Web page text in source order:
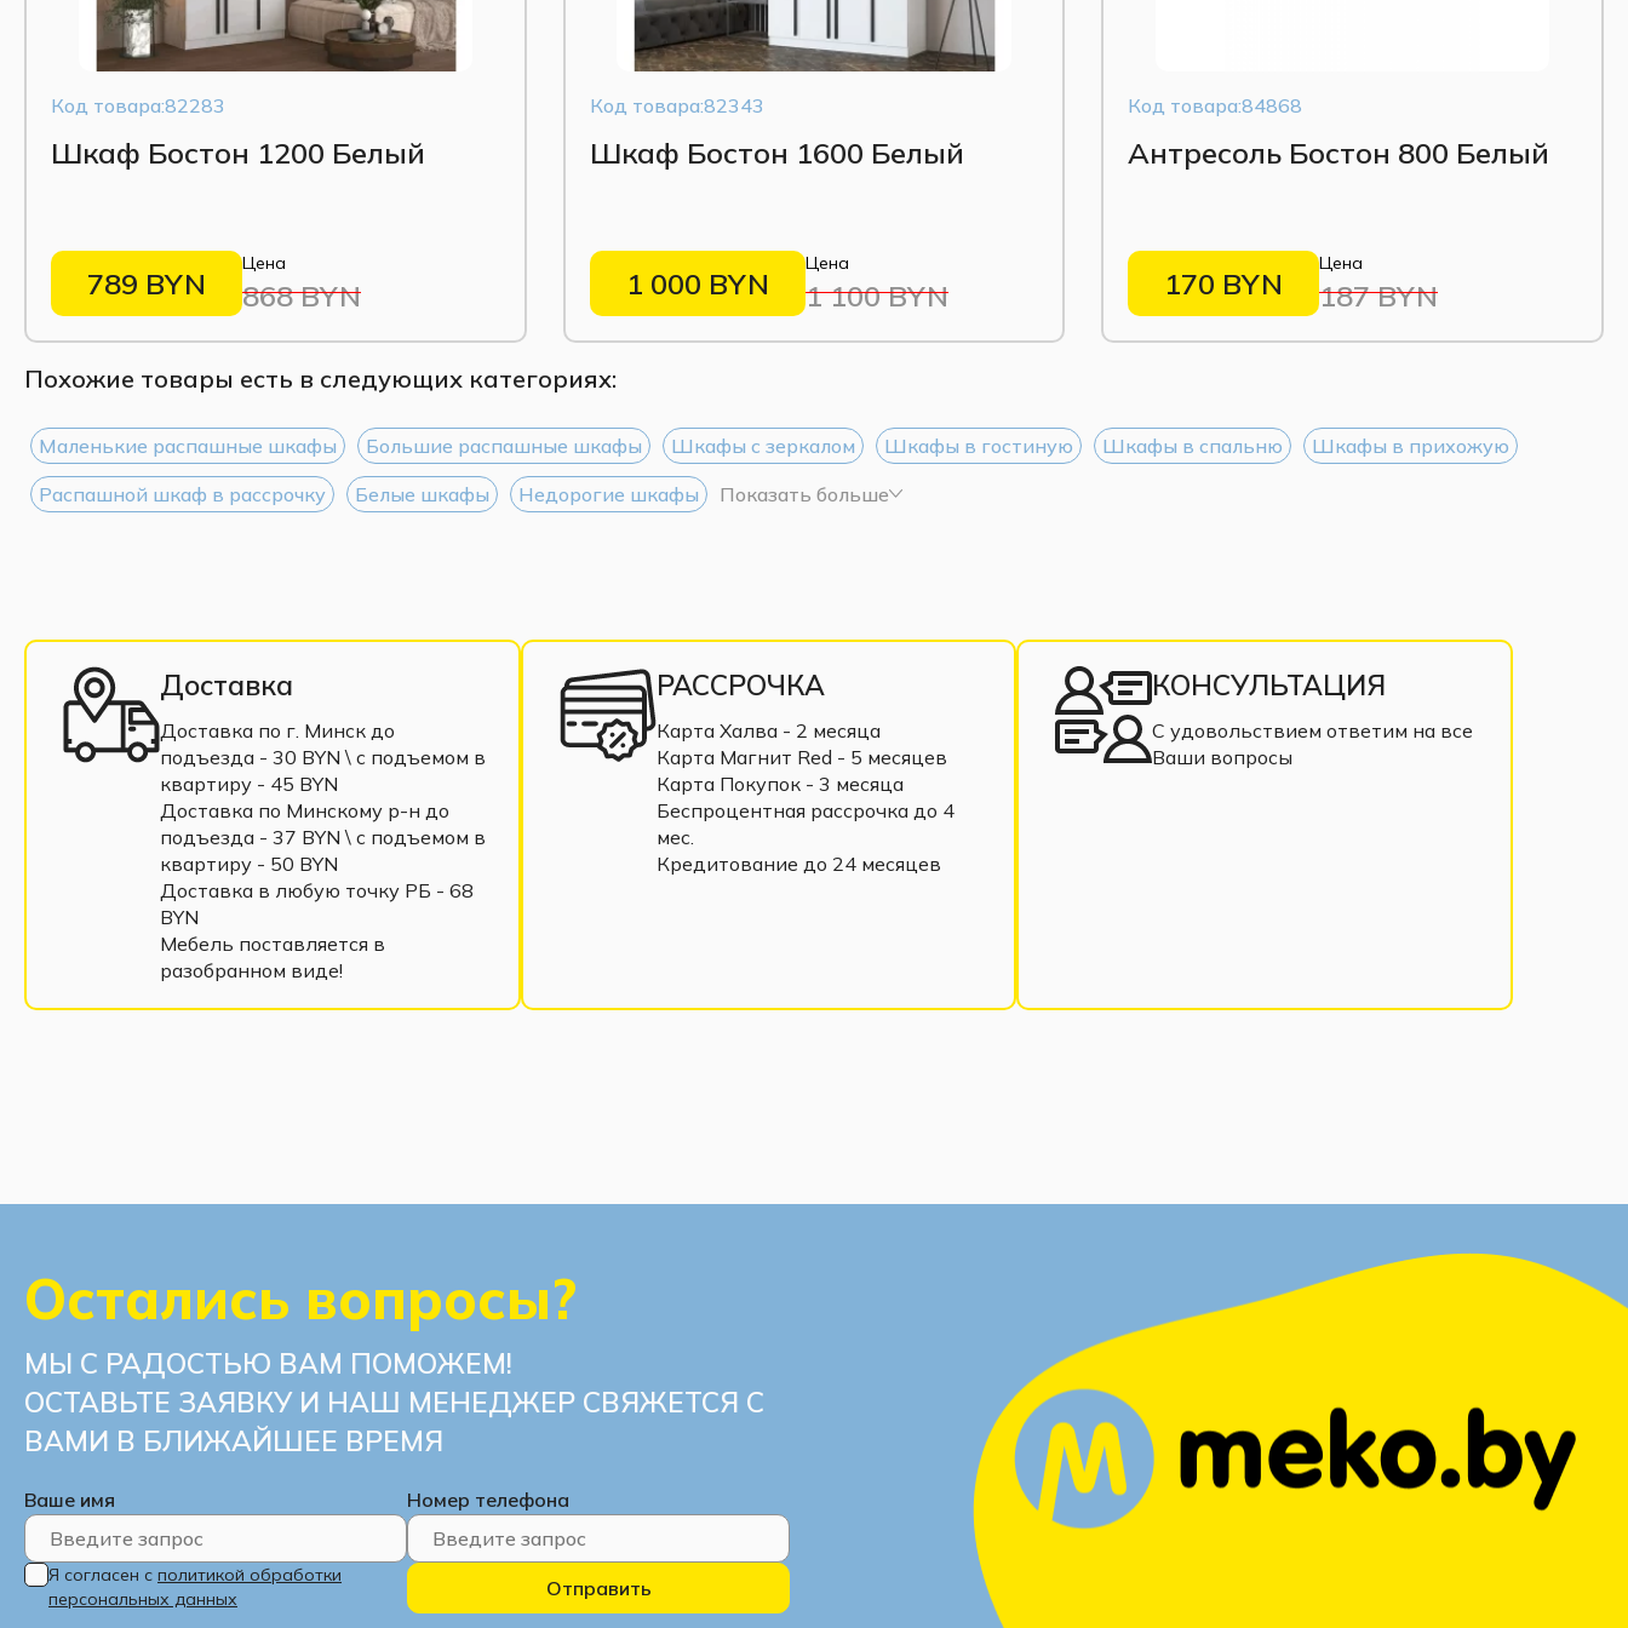
Код товара:82283
Шкаф Бостон 1200 Белый
Цена
868 BYN
789 BYN
Код товара:82343
Шкаф Бостон 1600 Белый
Цена
1 100 BYN
1 000 BYN
Код товара:84868
Антресоль Бостон 800 Белый
Цена
187 BYN
170 BYN
Похожие товары есть в следующих категориях:
Маленькие распашные шкафы Большие распашные шкафы Шкафы с зеркалом Шкафы в гостиную Шкафы в спальню
Шкафы в прихожую
Распашной шкаф в рассрочку
Белые шкафы Недорогие шкафы Показать больше
Доставка
Доставка по г. Минск до
подъезда - 30 BYN \ c подъемом в
квартиру - 45 BYN
Доставка по Минскому р-н до
подъезда - 37 BYN \ c подъемом в
квартиру - 50 BYN
Доставка в любую точку РБ - 68
BYN
Мебель поставляется в
разобранном виде!
РАССРОЧКА
Карта Халва - 2 месяца
Карта Магнит Red - 5 месяцев
Карта Покупок - 3 месяца
Беспроцентная рассрочка до 4
мес.
Кредитование до 24 месяцев
КОНСУЛЬТАЦИЯ
С удовольствием ответим на все
Ваши вопросы
Остались вопросы?
МЫ С РАДОСТЬЮ ВАМ ПОМОЖЕМ!
ОСТАВЬТЕ ЗАЯВКУ И НАШ МЕНЕДЖЕР СВЯЖЕТСЯ С
ВАМИ В БЛИЖАЙШЕЕ ВРЕМЯ
Ваше имя Номер телефона
Я согласен с политикой обработки
персональных данных
Отправить